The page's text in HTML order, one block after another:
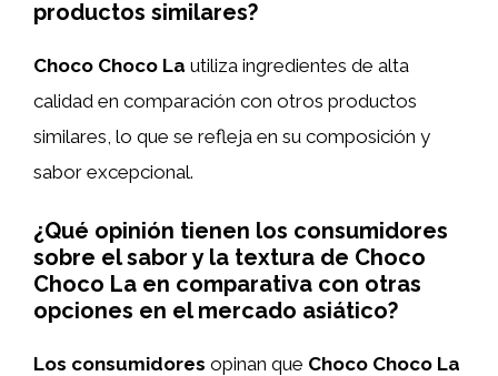
productos similares?
Choco Choco La utiliza ingredientes de alta
calidad en comparación con otros productos
similares, lo que se refleja en su composición y
sabor excepcional.
¿Qué opinión tienen los consumidores
sobre el sabor y la textura de Choco
Choco La en comparativa con otras
opciones en el mercado asiático?
Los consumidores opinan que Choco Choco La